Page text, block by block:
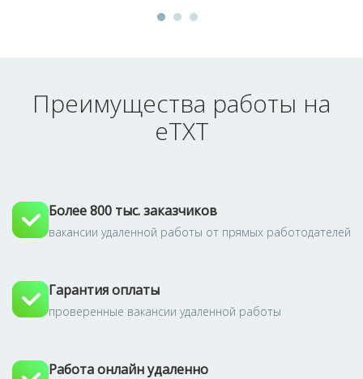
Преимущества работы на
eTXT
Более 800 тыс. заказчиков
вакансии удаленной работы от прямых работодателей
Гарантия оплаты
проверенные вакансии удаленной работы
Работа онлайн удаленно